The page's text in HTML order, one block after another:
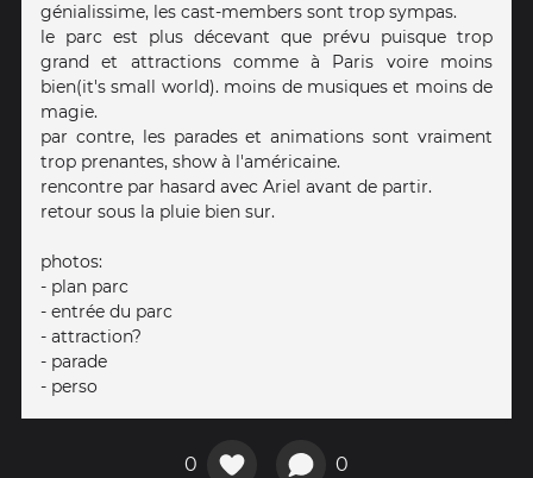
génialissime, les cast-members sont trop sympas.
le parc est plus décevant que prévu puisque trop
grand et attractions comme à Paris voire moins
bien(it's small world). moins de musiques et moins de
magie.
par contre, les parades et animations sont vraiment
trop prenantes, show à l'américaine.
rencontre par hasard avec Ariel avant de partir.
retour sous la pluie bien sur.
photos:
- plan parc
- entrée du parc
- attraction?
- parade
- perso
0 0